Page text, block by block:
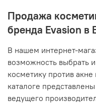
Продажа
бренда Evasion в
В нашем интернет-
возможность выбрать
косметику против
каталоге
ведущего